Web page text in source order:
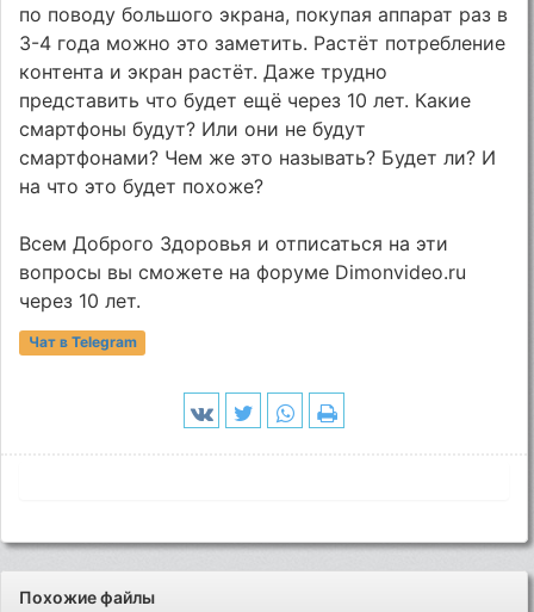
по поводу большого экрана, покупая аппарат раз в
3-4 года можно это заметить. Растёт потребление
контента и экран растёт. Даже трудно
представить что будет ещё через 10 лет. Какие
смартфоны будут? Или они не будут
смартфонами? Чем же это называть? Будет ли? И
на что это будет похоже?
Всем Доброго Здоровья и отписаться на эти
вопросы вы сможете на форуме Dimonvideo.ru
через 10 лет.
Чат в Telegram
Похожие файлы